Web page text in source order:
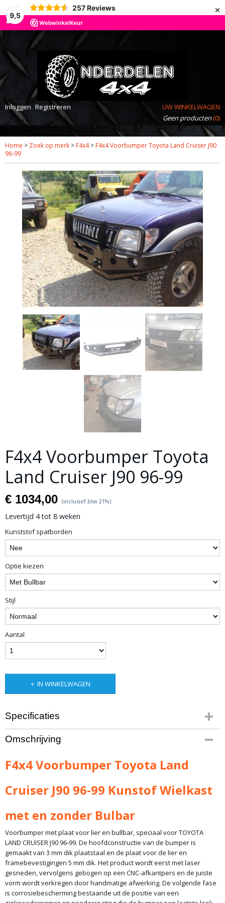
9,5
257 Reviews ×
Inloggen Registreren
UW WINKELWAGEN
Geen producten(0)
Home > Zoek op merk > F4x4> F4x4 Voorbumper Toyota Land Cruiser J90
96-99
F4x4 Voorbumper Toyota
Land Cruiser J90 96-99
€ 1034,00 (inclusief btw 21%)
Levertijd 4 tot 8 weken
Kunststof spatborden
Optie kiezen
Stijl
Aantal
IN WINKELWAGEN
Specificaties
Productcode
10-1325-411
75,00 Kg
Omschrijving
F4x4 Voorbumper Toyota Land
Cruiser J90 96-99 Kunstof Wielkast
met en zonder Bulbar
Voorbumper met plaat voor lier en bullbar, speciaal voor TOYOTA
LAND CRUISER J90 96-99. De hoofdconstructie van de bumper is
gemaakt van 3 mm dik plaatstaal en de plaat voor de lier en
framebevestigingen 5 mm dik. Het product wordt eerst met laser
gesneden, vervolgens gebogen op een CNC-afkantpers en de juiste
vorm wordt verkregen door handmatige afwerking. De volgende fase
is corrosiebescherming bestaande uit de positie van een